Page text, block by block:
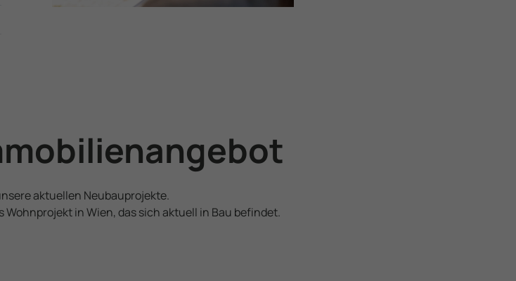
aktuellen Neubauprojekte.
in Wien, das sich aktuell in Bau befindet.